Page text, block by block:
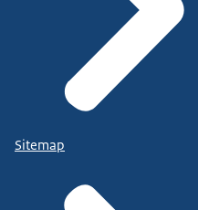
Sitemap